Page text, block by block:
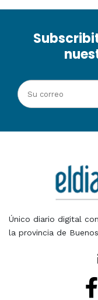
Único diario digital
la provincia de